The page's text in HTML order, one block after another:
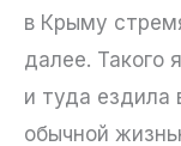
в Крыму
далее. Такого
и туда ездила
обычной